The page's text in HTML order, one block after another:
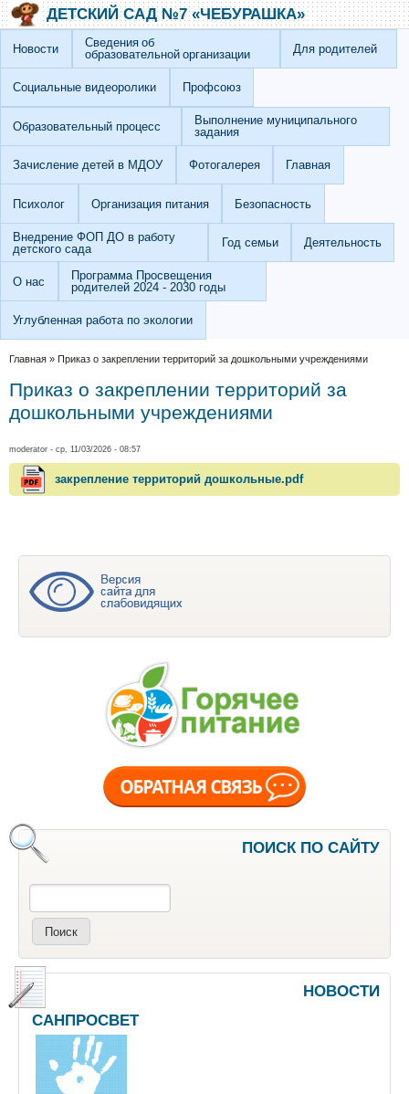
Перейти к основному содержанию
Skip to searchДЕТСКИЙ САД №7 «ЧЕБУРАШКА»
Новости
Сведения об
образовательной организации
Для родителей
Социальные видеоролики Профсоюз
Образовательный процесс
Выполнение муниципального
задания
Зачисление детей в МДОУ Фотогалерея Главная
Психолог Организация питания Безопасность
Внедрение ФОП ДО в работу
детского сада
Год семьи Деятельность
О нас
Программа Просвещения
родителей 2024 - 2030 годы
Углубленная работа по экологии
Вы здесь
Главная » Приказ о закреплении территорий за дошкольными учреждениями
Приказ о закреплении территорий за
дошкольными учреждениями
moderator - ср, 11/03/2026 - 08:57
закрепление территорий дошкольные.pdf
ПОИСК ПО САЙТУ
Поиск
НОВОСТИ
САНПРОСВЕТ